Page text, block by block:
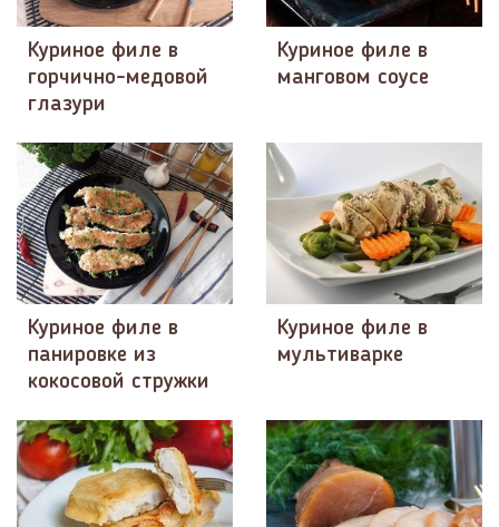
Куриное филе в
горчично-медовой
глазури
Куриное филе в
манговом соусе
Куриное филе в
панировке из
кокосовой стружки
Куриное филе в
мультиварке